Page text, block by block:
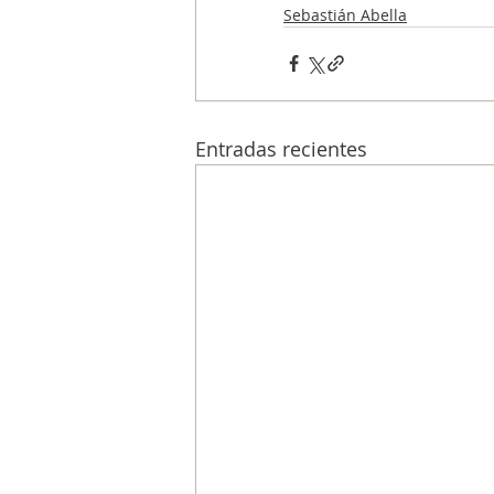
Sebastián Abella
Entradas recientes